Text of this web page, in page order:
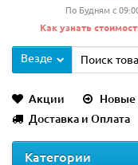
По Будням с
Как узнать
Везде
Акции Новые
Доставка и Оплата
Категории